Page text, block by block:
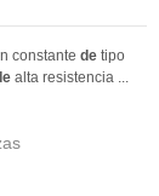
constante de tipo
alta resistencia ...